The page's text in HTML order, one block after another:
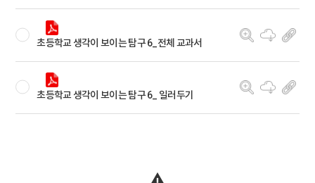
초등학교 생각이 보이는 탐구 6_전체 교과서
초등학교 생각이 보이는 탐구 6_ 일러두기